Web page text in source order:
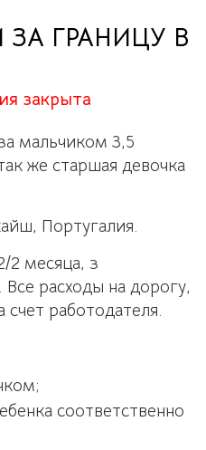
ЗА ГРАНИЦУ В
закрыта
мальчиком 3,5
же старшая девочка
Португалия.
2 месяца, з
расходы на дорогу,
работодателя.
соответственно